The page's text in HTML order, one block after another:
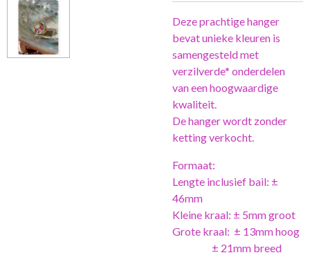
Deze prachtige hanger
bevat unieke kleuren is
samengesteld met
verzilverde* onderdelen
van een hoogwaardige
kwaliteit.
De hanger wordt zonder
ketting verkocht.
Formaat:
Lengte inclusief bail: ±
46mm
Kleine kraal: ± 5mm groot
Grote kraal: ± 13mm hoog
± 21mm breed